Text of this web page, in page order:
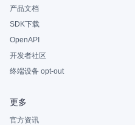
产品文档
SDK下载
OpenAPI
开发者社区
终端设备 opt-out
更多
官方资讯